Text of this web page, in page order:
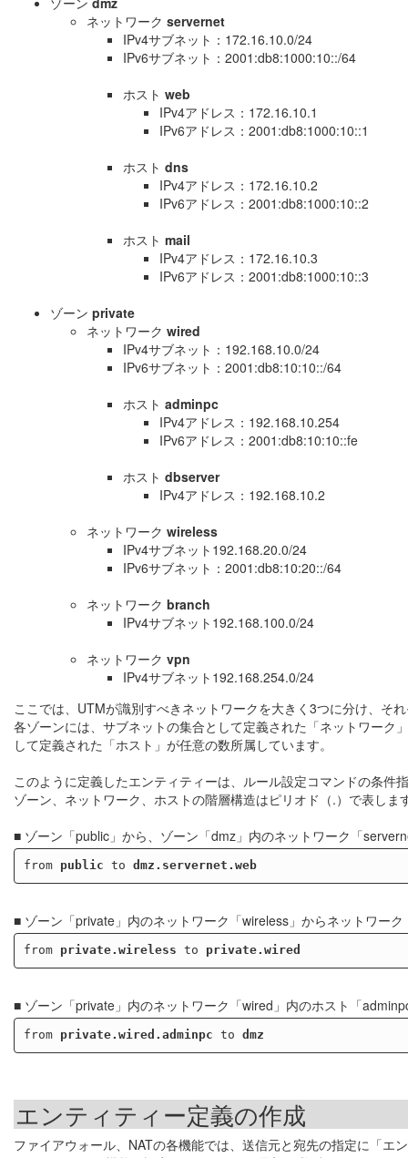
ネットワーク servernet
IPv4サブネット：172.16.10.0/24
IPv6サブネット：2001:db8:1000:10::/64
ホスト web
IPv4アドレス：172.16.10.1
IPv6アドレス：2001:db8:1000:10::1
ホスト dns
IPv4アドレス：172.16.10.2
IPv6アドレス：2001:db8:1000:10::2
ホスト mail
IPv4アドレス：172.16.10.3
IPv6アドレス：2001:db8:1000:10::3
ゾーン private
ネットワーク wired
IPv4サブネット：192.168.10.0/24
IPv6サブネット：2001:db8:10:10::/64
ホスト adminpc
IPv4アドレス：192.168.10.254
IPv6アドレス：2001:db8:10:10::fe
ホスト dbserver
IPv4アドレス：192.168.10.2
ネットワーク wireless
IPv4サブネット192.168.20.0/24
IPv6サブネット：2001:db8:10:20::/64
ネットワーク branch
IPv4サブネット192.168.100.0/24
ネットワーク vpn
IPv4サブネット192.168.254.0/24
ここでは、UTMが識別すべきネットワークを大きく3つに分け、そ
各ゾーンには、サブネットの集合として定義された「ネットワー
して定義された「ホスト」が任意の数所属しています。
このように定義したエンティティーは、ルール設定コマンドの条件
ゾーン、ネットワーク、ホストの階層構造はピリオド（.）で表しま
■ ゾーン「public」から、ゾーン「dmz」内のネットワーク「
from public to dmz.servernet.web
■ ゾーン「private」内のネットワーク「wireless」からネットワー
from private.wireless to private.wired
■ ゾーン「private」内のネットワーク「wired」内のホスト「
from private.wired.adminpc to dmz
エンティティー定義の作成
ファイアウォール、NATの各機能では、送信元と宛先の指定に「エ